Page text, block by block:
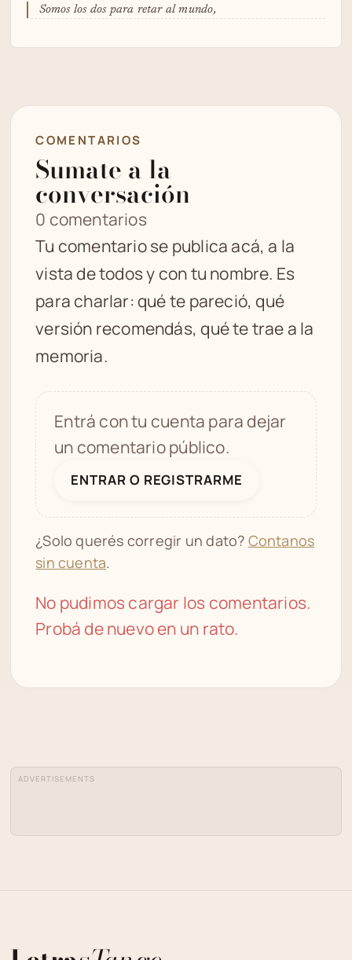
Somos los dos para retar al mundo,
COMENTARIOS
Sumate a la
conversación
0 comentarios
Tu comentario se publica acá, a la
vista de todos y con tu nombre. Es
para charlar: qué te pareció, qué
versión recomendás, qué te trae a la
memoria.
Entrá con tu cuenta para dejar
un comentario público.
ENTRAR O REGISTRARME
¿Solo querés corregir un dato? Contanos
sin cuenta.
No pudimos cargar los comentarios.
Probá de nuevo en un rato.
ADVERTISEMENTS